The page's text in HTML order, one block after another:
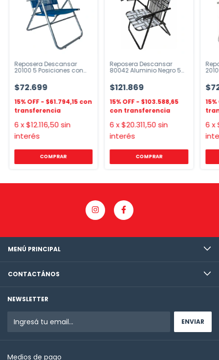
Reposera Descansar
20100 5 Posiciones con
$72.699
$61.794,15
6x$12.116,50sin
interés
COMPRAR
Reposera Descansar
80042 Aluminio Negro 5
$121.869
$103.588,65
6 x$20.311,50 sin
interés
COMPRAR
6x
MENÚ PRINCIPAL
CONTACTÁNOS
NEWSLETTER
Medios de pago